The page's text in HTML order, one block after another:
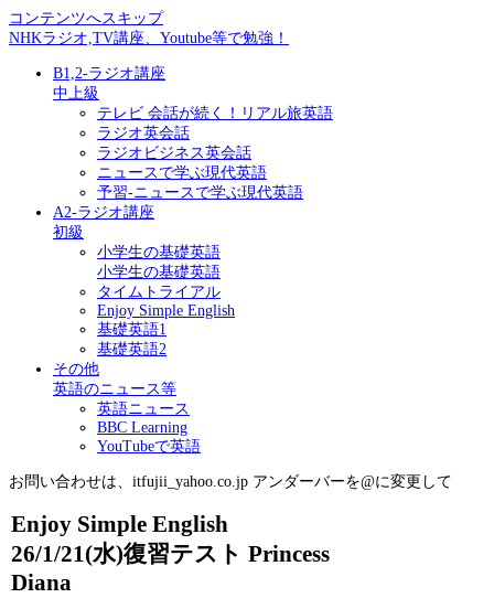
コンテンツへスキップ
NHKラジオ,TV講座、Youtube等で勉強！
B1,2-ラジオ講座
中上級
テレビ 会話が続く！リアル旅英語
ラジオ英会話
ラジオビジネス英会話
ニュースで学ぶ現代英語
予習-ニュースで学ぶ現代英語
A2-ラジオ講座
初級
小学生の基礎英語
小学生の基礎英語
タイムトライアル
Enjoy Simple English
基礎英語1
基礎英語2
その他
英語のニュース等
英語ニュース
BBC Learning
YouTubeで英語
お問い合わせは、itfujii_yahoo.co.jp アンダーバーを@に変更して
Enjoy Simple English
26/1/21(水)復習テスト Princess
Diana